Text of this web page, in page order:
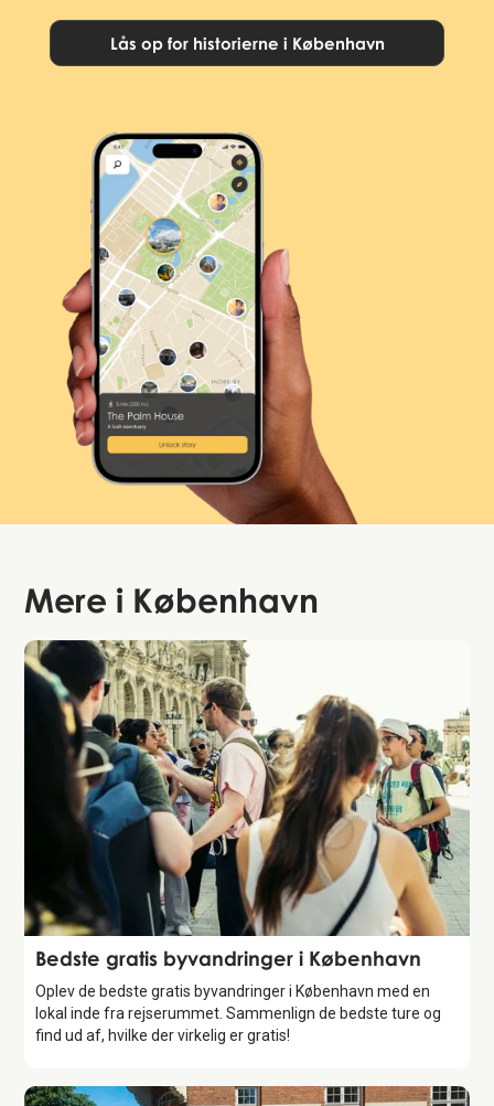
Lås op for historierne i København
Mere i København
Guide
Bedste gratis byvandringer i København
Oplev de bedste gratis byvandringer i København med en
lokal inde fra rejserummet. Sammenlign de bedste ture og
find ud af, hvilke der virkelig er gratis!